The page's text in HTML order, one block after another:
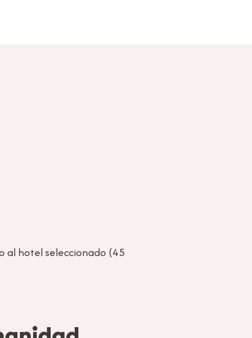
al hotel seleccionado (45